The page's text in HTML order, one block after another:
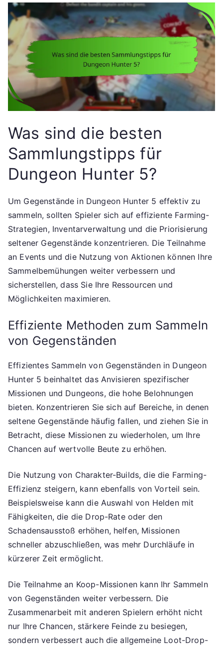
Was sind die besten
Sammlungstipps für
Dungeon Hunter 5?
Um Gegenstände in Dungeon Hunter 5 effektiv zu
sammeln, sollten Spieler sich auf effiziente Farming-
Strategien, Inventarverwaltung und die Priorisierung
seltener Gegenstände konzentrieren. Die Teilnahme
an Events und die Nutzung von Aktionen können Ihre
Sammelbemühungen weiter verbessern und
sicherstellen, dass Sie Ihre Ressourcen und
Möglichkeiten maximieren.
Effiziente Methoden zum Sammeln
von Gegenständen
Effizientes Sammeln von Gegenständen in Dungeon
Hunter 5 beinhaltet das Anvisieren spezifischer
Missionen und Dungeons, die hohe Belohnungen
bieten. Konzentrieren Sie sich auf Bereiche, in denen
seltene Gegenstände häufig fallen, und ziehen Sie in
Betracht, diese Missionen zu wiederholen, um Ihre
Chancen auf wertvolle Beute zu erhöhen.
Die Nutzung von Charakter-Builds, die die Farming-
Effizienz steigern, kann ebenfalls von Vorteil sein.
Beispielsweise kann die Auswahl von Helden mit
Fähigkeiten, die die Drop-Rate oder den
Schadensausstoß erhöhen, helfen, Missionen
schneller abzuschließen, was mehr Durchläufe in
kürzerer Zeit ermöglicht.
Die Teilnahme an Koop-Missionen kann Ihr Sammeln
von Gegenständen weiter verbessern. Die
Zusammenarbeit mit anderen Spielern erhöht nicht
nur Ihre Chancen, stärkere Feinde zu besiegen,
sondern verbessert auch die allgemeine Loot-Drop-